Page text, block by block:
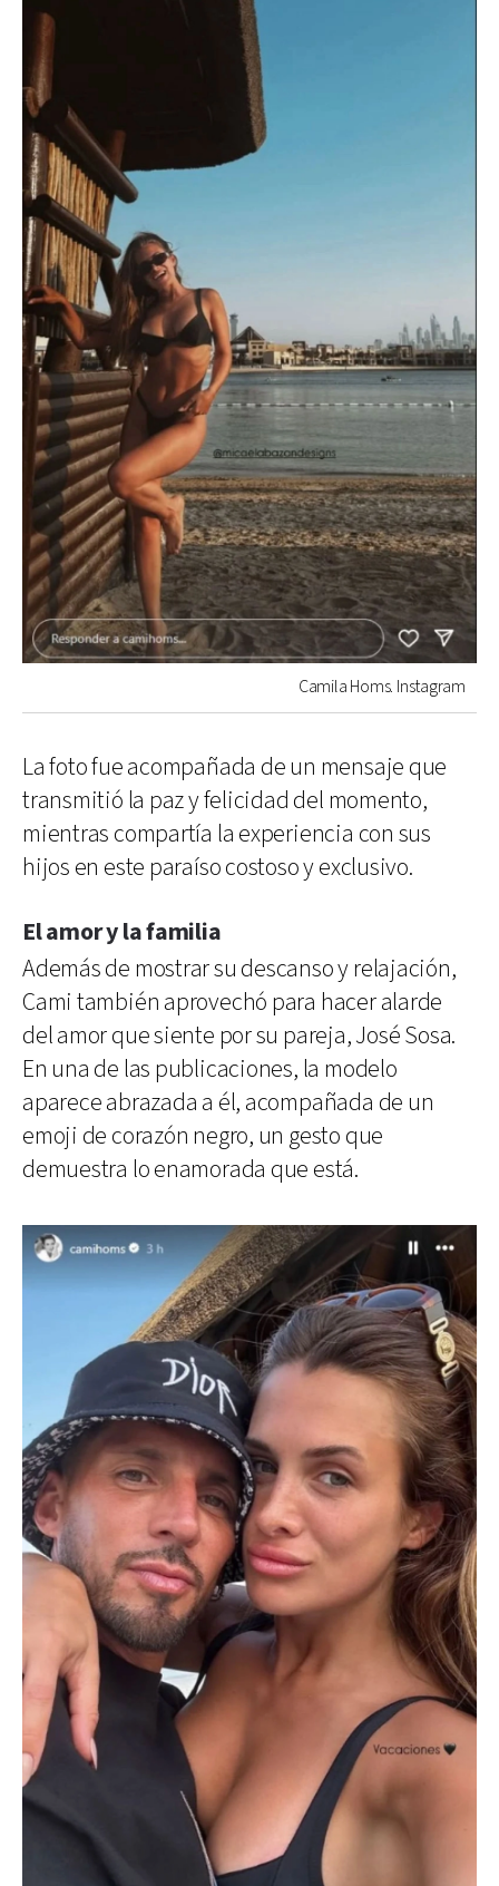
Camila Homs. Instagram
La foto fue acompañada de un mensaje que
transmitió la paz y felicidad del momento,
mientras compartía la experiencia con sus
hijos en este paraíso costoso y exclusivo.
El amor y la familia
Además de mostrar su descanso y relajación,
Cami también aprovechó para hacer alarde
del amor que siente por su pareja, José Sosa.
En una de las publicaciones, la modelo
aparece abrazada a él, acompañada de un
emoji de corazón negro, un gesto que
demuestra lo enamorada que está.